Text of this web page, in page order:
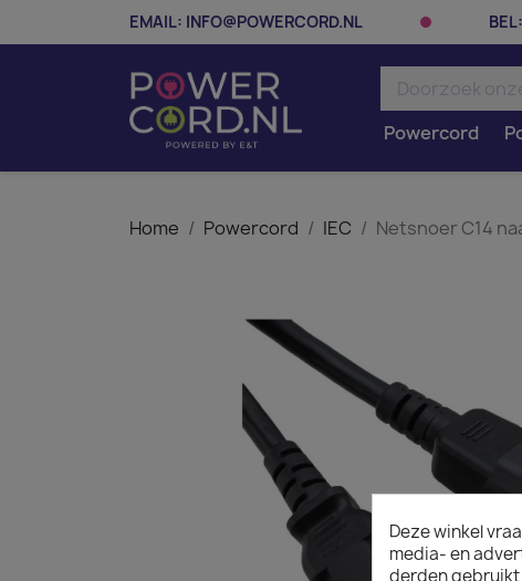
EMAIL: INFO@POWERCORD.NL BEL:
Powercord
Home Powercord IEC Netsnoer C14
Deze winkel
media- en
derden